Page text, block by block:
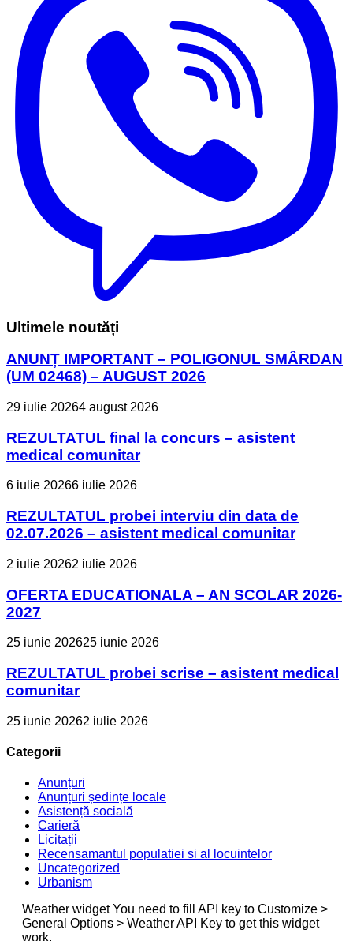
Ultimele noutăți
ANUNȚ IMPORTANT – POLIGONUL SMÂRDAN
(UM 02468) – AUGUST 2026
29 iulie 20264 august 2026
REZULTATUL final la concurs – asistent
medical comunitar
6 iulie 20266 iulie 2026
REZULTATUL probei interviu din data de
02.07.2026 – asistent medical comunitar
2 iulie 20262 iulie 2026
OFERTA EDUCATIONALA – AN SCOLAR 2026-
2027
25 iunie 202625 iunie 2026
REZULTATUL probei scrise – asistent medical
comunitar
25 iunie 20262 iulie 2026
Categorii
Anunțuri
Anunțuri ședințe locale
Asistență socială
Carieră
Licitații
Recensamantul populatiei si al locuintelor
Uncategorized
Urbanism
Weather widgetYou need to fill API key to Customize >
General Options > Weather API Key to get this widget
work.